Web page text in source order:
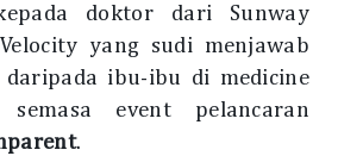
doktor dari Sunway
yang sudi menjawab
daripada ibu-ibu di medicine
event pelancaran
.